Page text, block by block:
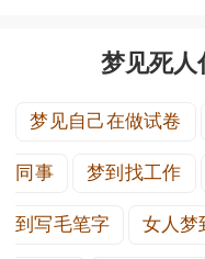
梦见死人
梦见自己在做试卷
同事 梦到找工作
到写毛笔字 女人梦